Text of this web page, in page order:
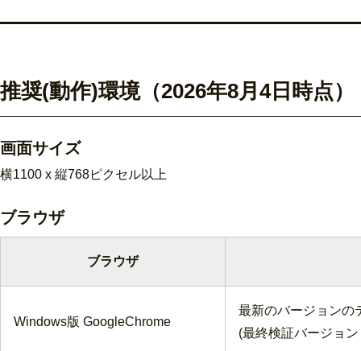
推奨(動作)環境（2026年8月4日時点）
画面サイズ
横1100 x 縦768ピクセル以上
ブラウザ
ブラウザ
Windows版 GoogleChrome
最新のバージョンの
(最終検証バージョン